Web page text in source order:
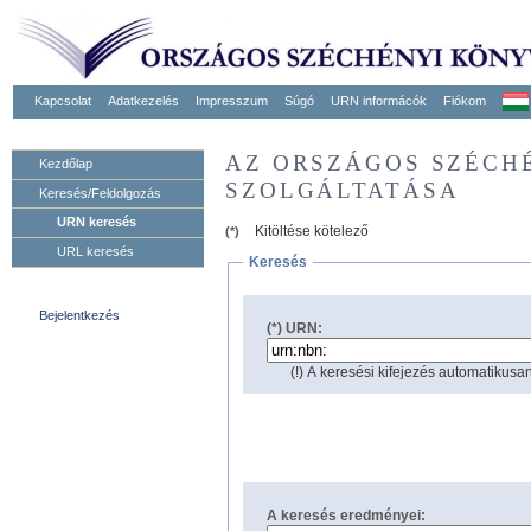
Kapcsolat Adatkezelés Impresszum Súgó URN informácók Fiókom
Kezdőlap
Keresés/Feldolgozás
URN keresés
URL keresés
Bejelentkezés
AZ ORSZÁGOS
SZOLGÁLTATÁSA
(*)
Kitöltése kötelező
Keresés
(*) URN:
(!) A keresési kifejezés
A keresés eredményei: